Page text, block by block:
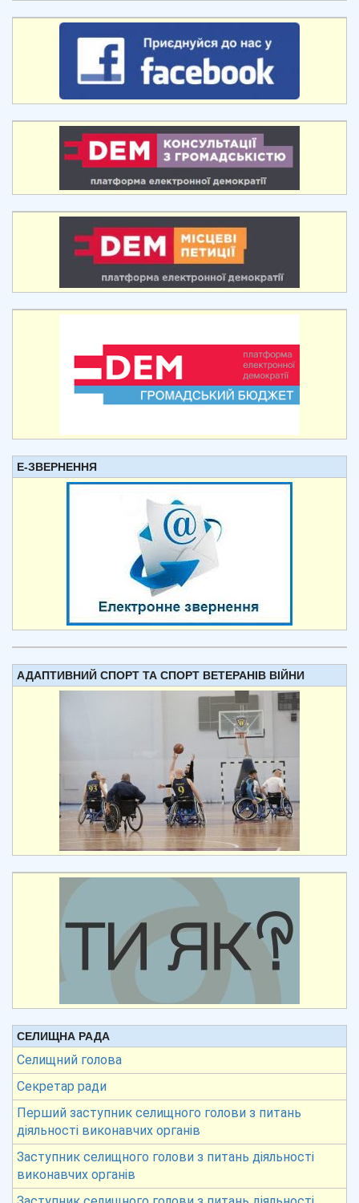
Е-ЗВЕРНЕННЯ
АДАПТИВНИЙ СПОРТ ТА СПОРТ ВЕТЕРАНІВ ВІЙНИ
СЕЛИЩНА РАДА
Селищний голова
Секретар ради
Перший заступник селищного голови з питань
діяльності виконавчих органів
Заступник селищного голови з питань діяльності
виконавчих органів